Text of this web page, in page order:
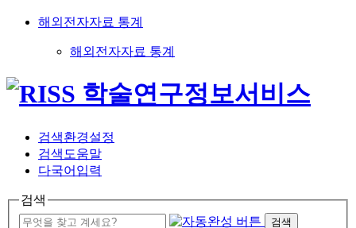
해외전자자료 통계
해외전자자료 통계
검색환경설정
검색도움말
다국어입력
검색
검색